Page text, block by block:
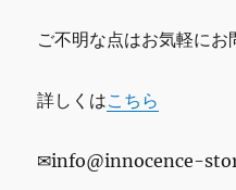
ご不明な点はお気軽にお
詳しくはこちら
✉info@innocence-